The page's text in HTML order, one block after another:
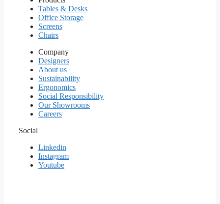
Tables & Desks
Office Storage
Screens
Chairs
Company
Designers
About us
Sustainability
Ergonomics
Social Responsibility
Our Showrooms
Careers
Social
Linkedin
Instagram
Youtube